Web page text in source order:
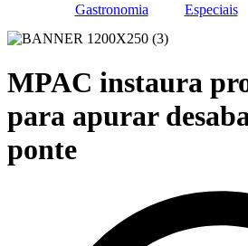
Gastronomia Especiais
MPAC instaura
para apurar
ponte